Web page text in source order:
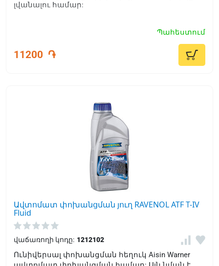
լվանալու համար:
Պահեստում
11200 ֏
Ավտոմատ փոխանցման յուղ RAVENOL ATF T-IV
Fluid
վաճառողի կոդը: 1212102
Ունիվերսալ փոխանցման հեղուկ Aisin Warner